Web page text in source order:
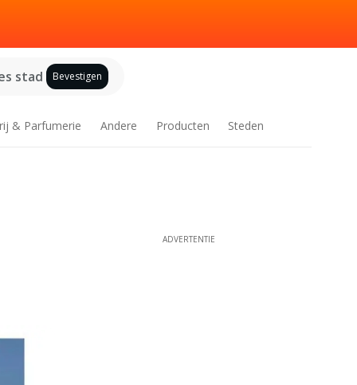
stad Bevestigen
& Parfumerie Andere Producten Steden
ADVERTENTIE